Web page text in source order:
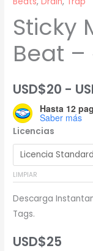
Sticky
Beat –
USD$20 -
Hasta 12
Saber más
Licencias
LIMPIAR
Descarga
Tags.
USD$25